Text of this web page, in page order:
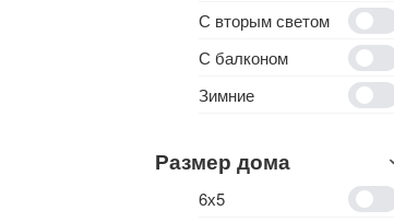
С вторым светом
С балконом
Зимние
Размер дома
6х5